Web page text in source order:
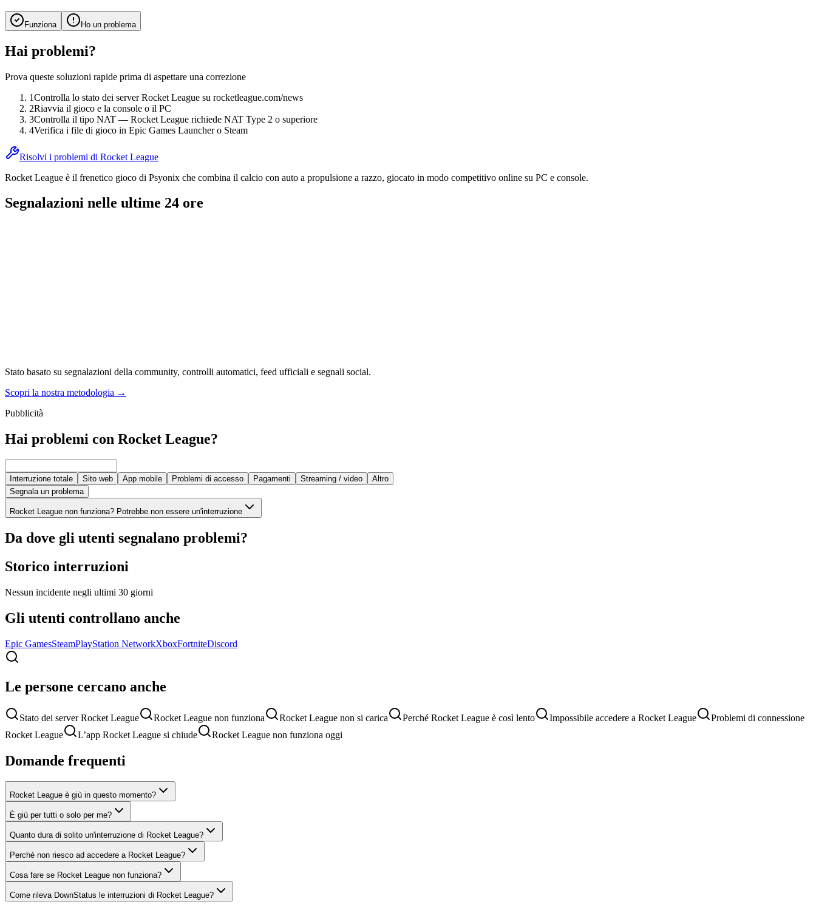
Funziona Ho un problema
Hai problemi?
Prova queste soluzioni rapide prima di aspettare una correzione
1Controlla lo stato dei server Rocket League su rocketleague.com/news
2Riavvia il gioco e la console o il PC
3Controlla il tipo NAT — Rocket League richiede NAT Type 2 o superiore
4Verifica i file di gioco in Epic Games Launcher o Steam
Risolvi i problemi di Rocket League
Rocket League è il frenetico gioco di Psyonix che combina il calcio con auto a propulsione a razzo, giocato in modo competitivo online su PC e console.
Segnalazioni nelle ultime 24 ore
Stato basato su segnalazioni della community, controlli automatici, feed ufficiali e segnali social.
Scopri la nostra metodologia →
Pubblicità
Hai problemi con Rocket League?
Interruzione totale Sito web App mobile Problemi di accesso Pagamenti Streaming / video
Altro
Segnala un problema
Rocket League non funziona? Potrebbe non essere un'interruzione
Da dove gli utenti segnalano problemi?
Storico interruzioni
Nessun incidente negli ultimi 30 giorni
Gli utenti controllano anche
Epic GamesSteamPlayStation NetworkXboxFortniteDiscord
Le persone cercano anche
Stato dei server Rocket League Rocket League non funziona Rocket League non si carica Perché Rocket League è così lento Impossibile accedere a Rocket League
Problemi di connessione
Rocket League
L’app Rocket League si chiude Rocket League non funziona oggi
Domande frequenti
Rocket League è giù in questo momento?
È giù per tutti o solo per me?
Quanto dura di solito un'interruzione di Rocket League?
Perché non riesco ad accedere a Rocket League?
Cosa fare se Rocket League non funziona?
Come rileva DownStatus le interruzioni di Rocket League?